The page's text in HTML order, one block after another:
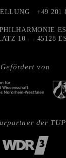
Gefördert von
+49 201
10 — 45128
der TUP